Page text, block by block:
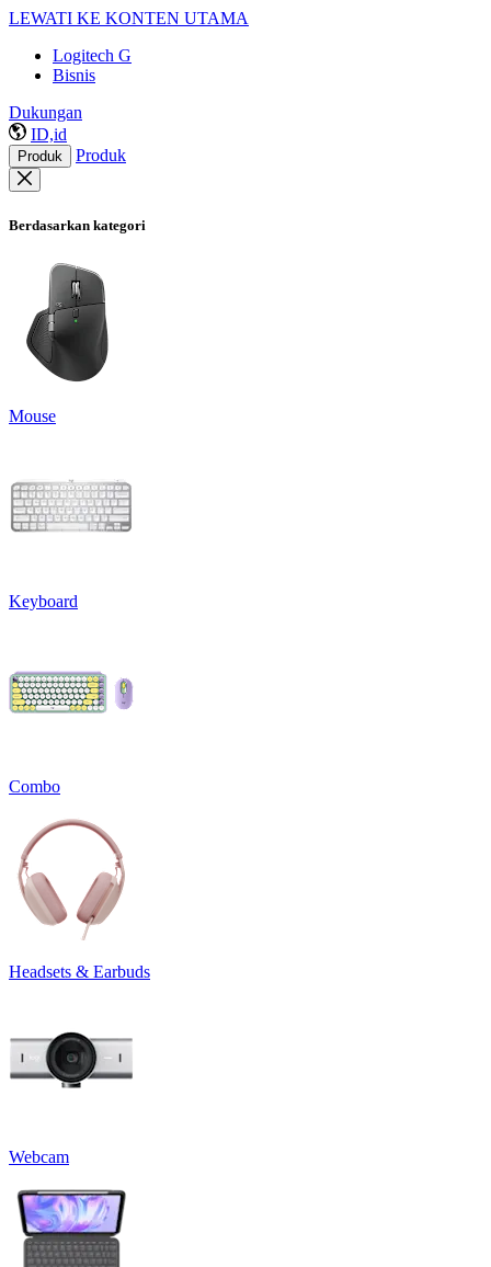
LEWATI KE KONTEN UTAMA
Logitech G
Bisnis
Dukungan
ID,id
Produk Produk
Berdasarkan kategori
Mouse
Keyboard
Combo
Headsets & Earbuds
Webcam